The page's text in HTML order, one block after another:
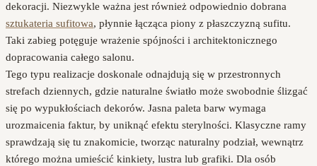
dekoracji. Niezwykle ważna jest również odpowiednio dobrana
sztukateria sufitowa, płynnie łącząca piony z płaszczyzną sufitu.
Taki zabieg potęguje wrażenie spójności i architektonicznego
dopracowania całego salonu.
Tego typu realizacje doskonale odnajdują się w przestronnych
strefach dziennych, gdzie naturalne światło może swobodnie ślizgać
się po wypukłościach dekorów. Jasna paleta barw wymaga
urozmaicenia faktur, by uniknąć efektu sterylności. Klasyczne ramy
sprawdzają się tu znakomicie, tworząc naturalny podział, wewnątrz
którego można umieścić kinkiety, lustra lub grafiki. Dla osób